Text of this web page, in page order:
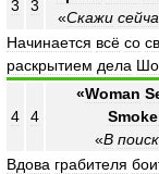
3 3
«Скажи
Начинается всё со
раскрытием дела
4 4
«Woman
«В
Вдова грабителя